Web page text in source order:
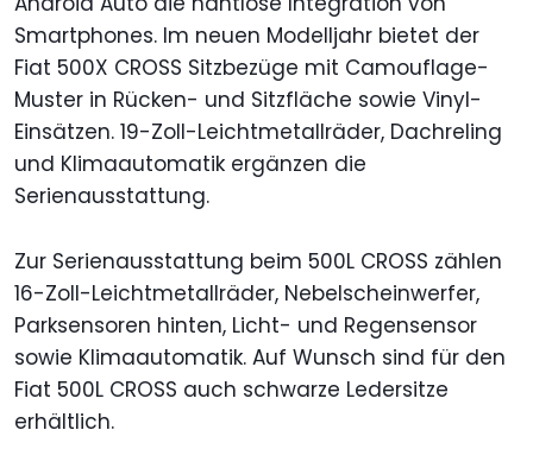
Smartphones. Im neuen Modelljahr bietet der
Fiat 500X CROSS Sitzbezüge mit Camouflage-
Muster in Rücken- und Sitzfläche sowie Vinyl-
Einsätzen. 19-Zoll-Leichtmetallräder, Dachreling
und Klimaautomatik ergänzen die
Serienausstattung.
Zur Serienausstattung beim 500L CROSS zählen
16-Zoll-Leichtmetallräder, Nebelscheinwerfer,
Parksensoren hinten, Licht- und Regensensor
sowie Klimaautomatik. Auf Wunsch sind für den
Fiat 500L CROSS auch schwarze Ledersitze
erhältlich.